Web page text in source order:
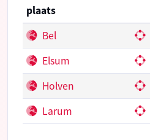
plaats
Bel
Elsum
Holven
Larum